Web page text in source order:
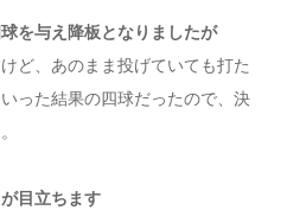
を与え降板となりましたが
ど、あのまま投げていても打た
った結果の四球だったので、決
目立ちます